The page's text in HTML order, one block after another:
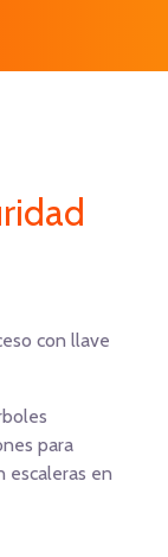
con llave
para
escaleras en